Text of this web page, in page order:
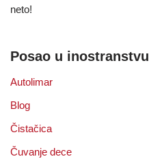
neto!
Posao u inostranstvu
Autolimar
Blog
Čistačica
Čuvanje dece